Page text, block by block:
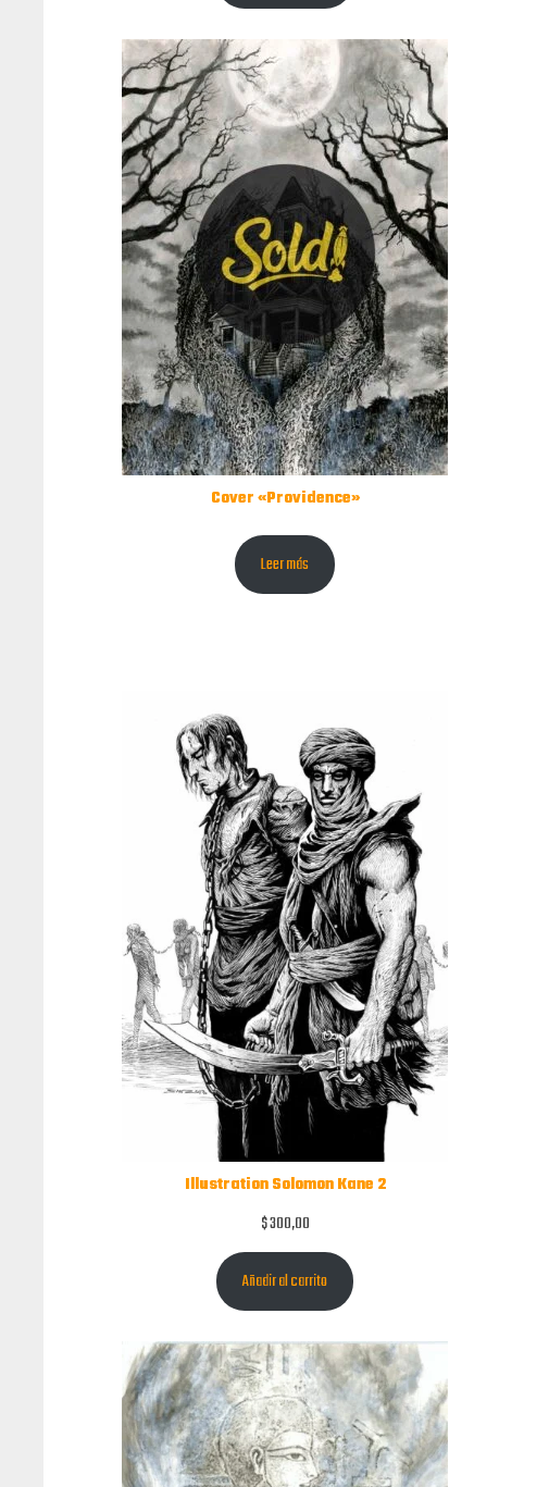
Cover «Providence»
Leer más
Illustration Solomon Kane 2
$300,00
Añadir al carrito